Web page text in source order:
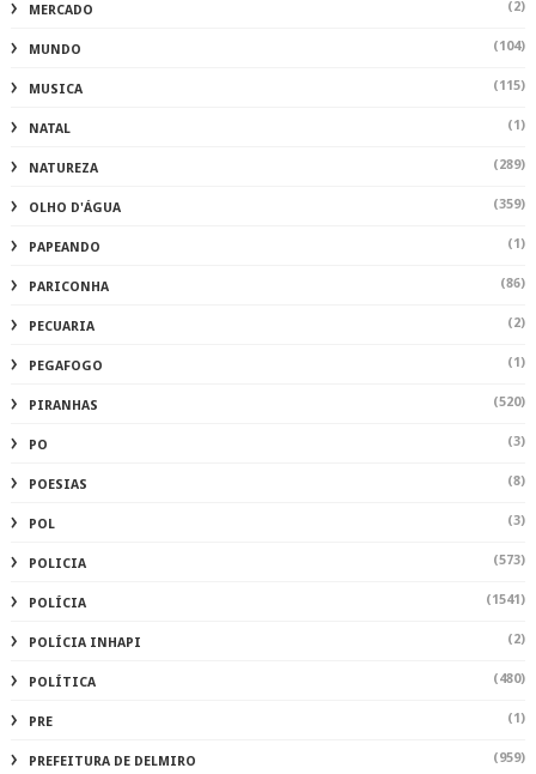
POLÍCIA (1541)
POLÍCIA INHAPI (2)
POLÍTICA (480)
PRE (1)
PREFEITURA DE DELMIRO (959)
PROTESTOS (27)
RESGATECULTURAL (96)
SAU (1)
SAÚDE (694)
SEGURANÇA (156)
SER (1)
SERTAOEMPALTA (1222)
SERTAOEMPALTAALAGOAS (2)
SERTAOEMPALTAMATÉRIA AUTORAL (1)
SOLIDARIEDADE (2)
TAXAS (1)
TECNOLOGIA (69)
TRILHA (1)
TURISMO (90)
UFAL (2)